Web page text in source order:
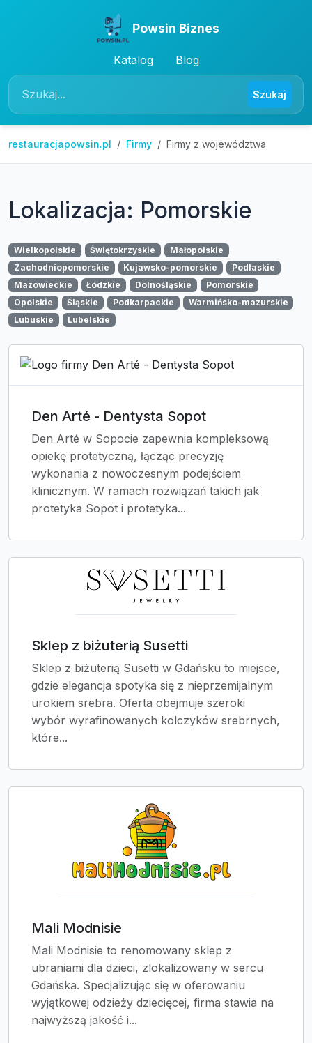
Powsin Biznes
Katalog Blog
Szukaj
restauracjapowsin.pl Firmy Firmy z województwa
Lokalizacja: Pomorskie
Wielkopolskie Świętokrzyskie
Małopolskie
Zachodniopomorskie
Kujawsko-pomorskie
Podlaskie
Mazowieckie
Łódzkie Dolnośląskie
Pomorskie
Opolskie
Śląskie Podkarpackie
Warmińsko-mazurskie
Lubuskie
Lubelskie
Den Arté - Dentysta Sopot
Den Arté w Sopocie zapewnia kompleksową
opiekę protetyczną, łącząc precyzję
wykonania z nowoczesnym podejściem
klinicznym. W ramach rozwiązań takich jak
protetyka Sopot i protetyka...
Sklep z biżuterią Susetti
Sklep z biżuterią Susetti w Gdańsku to miejsce,
gdzie elegancja spotyka się z nieprzemijalnym
urokiem srebra. Oferta obejmuje szeroki
wybór wyrafinowanych kolczyków srebrnych,
które...
Mali Modnisie
Mali Modnisie to renomowany sklep z
ubraniami dla dzieci, zlokalizowany w sercu
Gdańska. Specjalizując się w oferowaniu
wyjątkowej odzieży dziecięcej, firma stawia na
najwyższą jakość i...